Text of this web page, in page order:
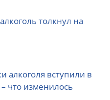
толкнул на
алкоголя вступили в
что изменилось